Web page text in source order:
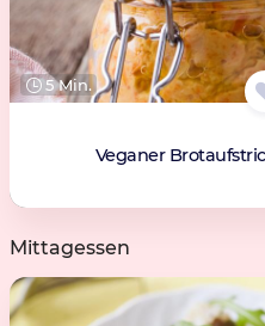
5 Min.
Veganer
Mittagessen